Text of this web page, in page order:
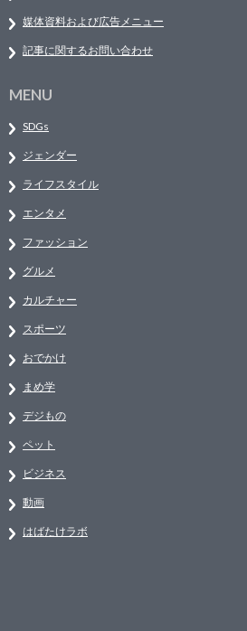
媒体資料および広告メニュー
記事に関するお問い合わせ
MENU
SDGs
ジェンダー
ライフスタイル
エンタメ
ファッション
グルメ
カルチャー
スポーツ
おでかけ
まめ学
デジもの
ペット
ビジネス
動画
はばたけラボ